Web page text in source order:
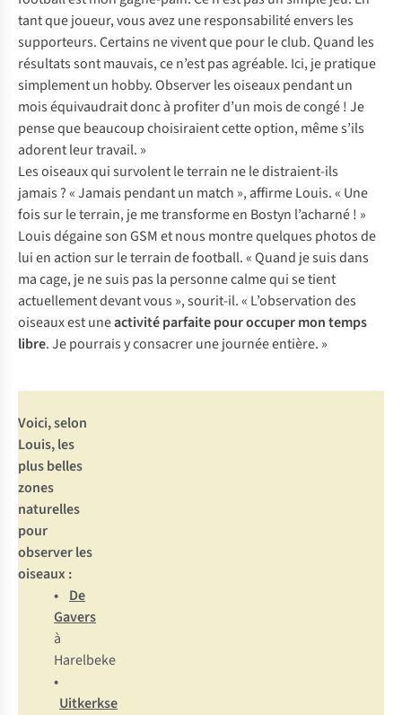
tant que joueur, vous avez une responsabilité envers les
supporteurs. Certains ne vivent que pour le club. Quand les
résultats sont mauvais, ce n’est pas agréable. Ici, je pratique
simplement un hobby. Observer les oiseaux pendant un
mois équivaudrait donc à profiter d’un mois de congé ! Je
pense que beaucoup choisiraient cette option, même s’ils
adorent leur travail. »
Les oiseaux qui survolent le terrain ne le distraient-ils
jamais ? « Jamais pendant un match », affirme Louis. « Une
fois sur le terrain, je me transforme en Bostyn l’acharné ! »
Louis dégaine son GSM et nous montre quelques photos de
lui en action sur le terrain de football. « Quand je suis dans
ma cage, je ne suis pas la personne calme qui se tient
actuellement devant vous », sourit-il. « L’observation des
oiseaux est uneactivité parfaite pour occuper mon temps
libre. Je pourrais y consacrer une journée entière. »
Voici, selon
Louis, les
plus belles
zones
naturelles
pour
observer les
oiseaux :
• De
Gavers
à
Harelbeke
•
Uitkerkse